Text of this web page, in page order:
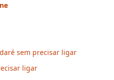
sem precisar ligar
ligar